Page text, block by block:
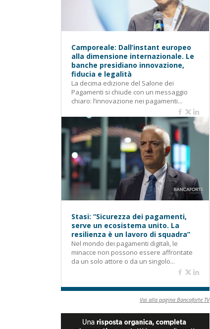
Camporeale: Dall’instant europeo
alla dimensione internazionale. Le
banche presidiano innovazione,
fiducia e legalità
La decima edizione del Salone dei
Pagamenti si chiude con un messaggio
chiaro: l’innovazione nei pagamenti...
Stasi: “Sicurezza dei pagamenti,
serve un ecosistema unito. La
resilienza è un lavoro di squadra”
Nel mondo dei pagamenti digitali, le
minacce non possono essere affrontate
da un solo attore o da un singolo...
Vai alla pagina Bancaforte TV